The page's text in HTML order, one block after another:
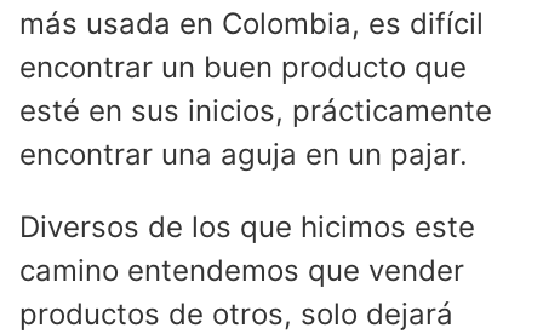
más usada en Colombia, es difícil
encontrar un buen producto que
esté en sus inicios, prácticamente
encontrar una aguja en un pajar.
Diversos de los que hicimos este
camino entendemos que vender
productos de otros, solo dejará